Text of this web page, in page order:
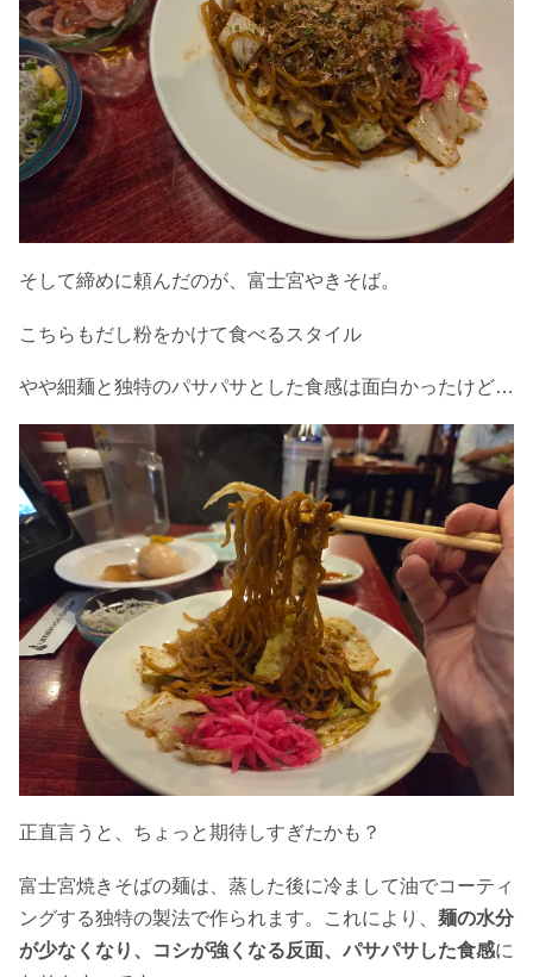
そして締めに頼んだのが、富士宮やきそば。
こちらもだし粉をかけて食べるスタイル
やや細麺と独特のパサパサとした食感は面白かったけど…
正直言うと、ちょっと期待しすぎたかも？
富士宮焼きそばの麺は、蒸した後に冷まして油でコーティ
ングする独特の製法で作られます。
これにより、 麺の水分
が少なくなり、コシが強くなる反面、パサパサした食感に